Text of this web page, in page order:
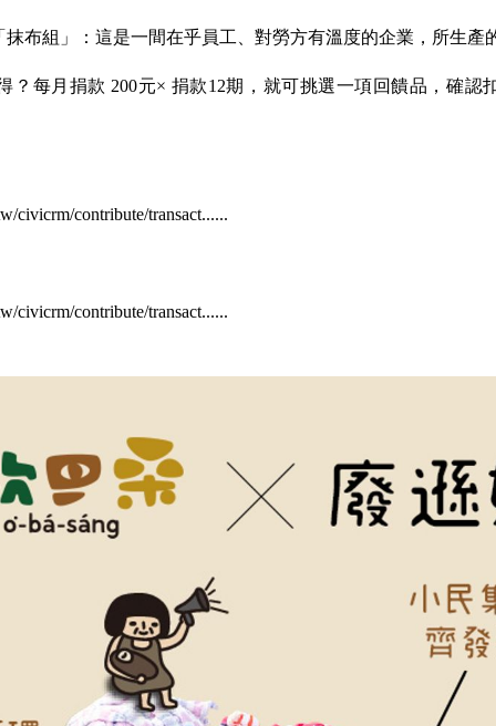
布組」：​這是一間在乎員工、對勞方有溫度的企業，​所生產
？​每月捐款 200​元× 捐款12期​，就可挑選一項回饋品，​確認
civicrm/contribute/transact......
civicrm/contribute/transact......​